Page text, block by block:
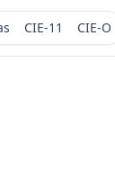
CIE-11 CIE-O